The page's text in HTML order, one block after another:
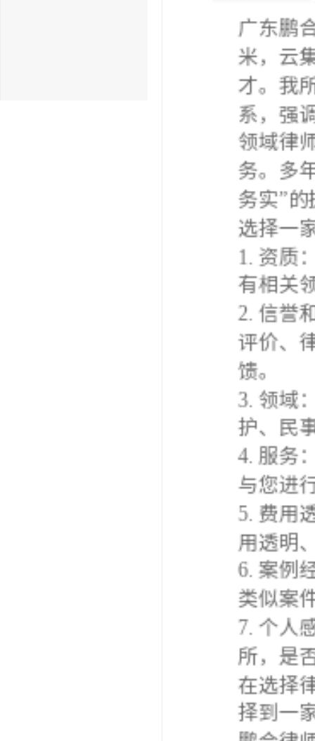
系，强
领域律
务。多
务实”的
选择一
1. 资质
有相关
2. 信誉
评价、
馈。
3. 领域
护、民
4. 服务
与您进
5. 费用
用透明
6. 案例
类似案件
7. 个人
所，是
在选择
择到一
鹏合律